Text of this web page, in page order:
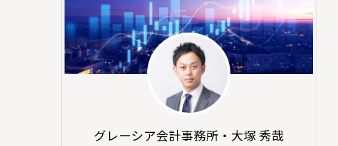
グレーシア会計事務所・大塚 秀哉